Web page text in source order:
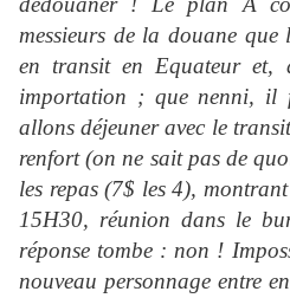
messieurs de la douane que
en transit en Equateur et,
importation ; que nenni,
allons déjeuner avec le
renfort (on ne sait pas de
les repas (7$ les 4),
15H30, réunion dans le
réponse tombe : non !
nouveau personnage entre